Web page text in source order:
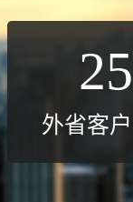
25
外省客